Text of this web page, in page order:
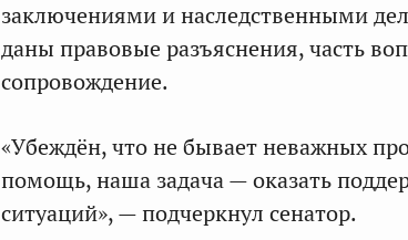
заключениями и наследственными
даны правовые разъяснения, часть
сопровождение.
«Убеждён, что не бывает неважных
помощь, наша задача — оказать
ситуаций», — подчеркнул сенатор.